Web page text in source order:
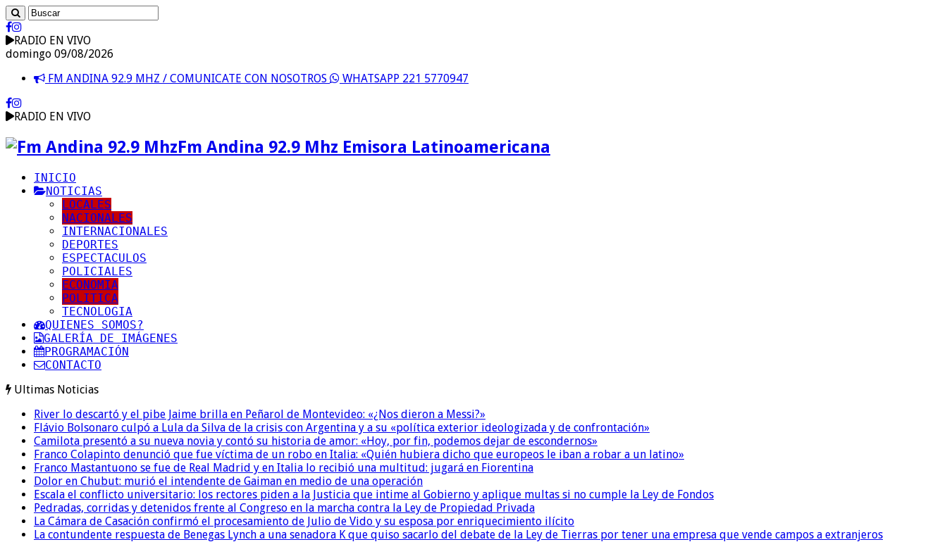
RADIO EN VIVO
domingo 09/08/2026
FM ANDINA 92.9 MHZ / COMUNICATE CON NOSOTROS
WHATSAPP 221 5770947
RADIO EN VIVO
Fm Andina 92.9 Mhz Emisora Latinoamericana
INICIO
NOTICIAS
LOCALES
NACIONALES
INTERNACIONALES
DEPORTES
ESPECTACULOS
POLICIALES
ECONOMIA
POLITICA
TECNOLOGIA
QUIENES SOMOS?
GALERÍA DE IMÁGENES
PROGRAMACIÓN
CONTACTO
Ultimas Noticias
River lo descartó y el pibe Jaime brilla en Peñarol de Montevideo: «¿Nos dieron a Messi?»
Flávio Bolsonaro culpó a Lula da Silva de la crisis con Argentina y a su «política exterior ideologizada y de confrontación»
Camilota presentó a su nueva novia y contó su historia de amor: «Hoy, por fin, podemos dejar de escondernos»
Franco Colapinto denunció que fue víctima de un robo en Italia: «Quién hubiera dicho que europeos le iban a robar a un latino»
Franco Mastantuono se fue de Real Madrid y en Italia lo recibió una multitud: jugará en Fiorentina
Dolor en Chubut: murió el intendente de Gaiman en medio de una operación
Escala el conflicto universitario: los rectores piden a la Justicia que intime al Gobierno y aplique multas si no cumple la Ley de Fondos
Pedradas, corridas y detenidos frente al Congreso en la marcha contra la Ley de Propiedad Privada
La Cámara de Casación confirmó el procesamiento de Julio de Vido y su esposa por enriquecimiento ilícito
La contundente respuesta de Benegas Lynch a una senadora K que quiso sacarlo del debate de la Ley de Tierras por tener una empresa que vende campos a extranjeros